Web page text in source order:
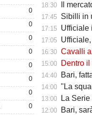
0
0
0
0
0
0
0
0
18:30 Il mercato delle
17:45 Sibilli in
17:15 Ufficiale il
17:05 Ufficiale,
16:30 Cavalli a
15:00 Dentro il Girone
14:40 Bari,
14:00 "La
13:00 La Serie C che
12:00 Bari, sarà